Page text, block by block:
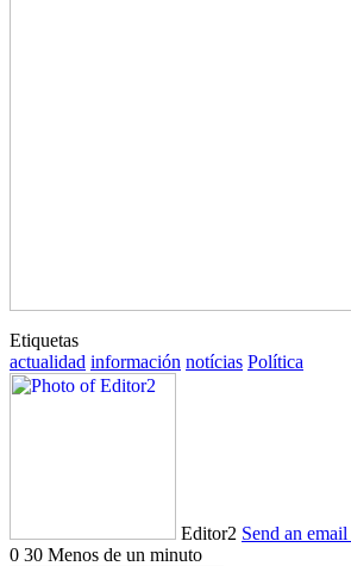
Etiquetas
actualidad información notícias Política
Editor2 Send an email
0 30 Menos de un minuto